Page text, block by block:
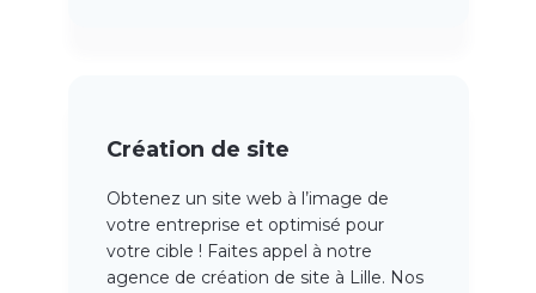
Création de site
Obtenez un site web à l’image de
votre entreprise et optimisé pour
votre cible ! Faites appel à notre
agence de création de site à Lille. Nos